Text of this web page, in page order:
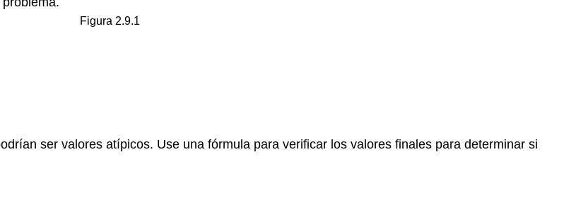
Figura 2.9.1
ser valores atípicos. Use una fórmula para verificar los valores finales para determinar si